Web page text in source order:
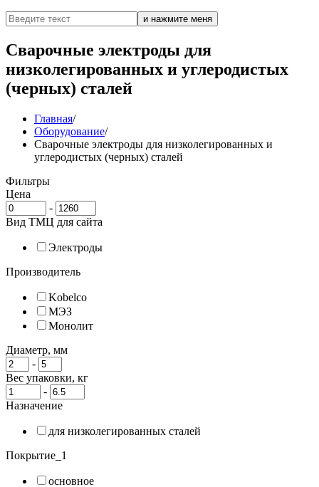
Сварочные электроды для
низколегированных и углеродистых
(черных) сталей
Главная/
Оборудование/
Сварочные электроды для низколегированных и
углеродистых (черных) сталей
Фильтры
Цена
-
Вид ТМЦ для сайта
Электроды
Производитель
Kobelco
МЭЗ
Монолит
Диаметр, мм
-
Вес упаковки, кг
-
Назначение
для низколегированных сталей
Покрытие_1
основное